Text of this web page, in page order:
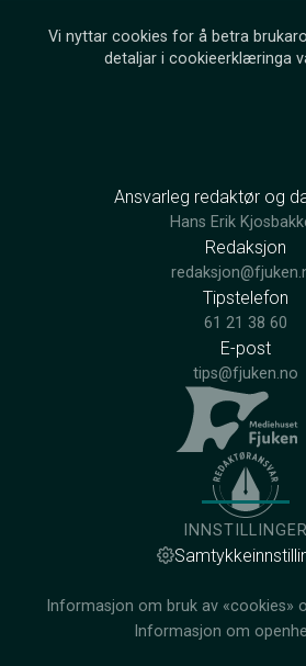
Vi nyttar cookies for å betra
detaljar i cookieerklæringa
Ansvarleg redaktør og
Hans Erik
Redaksjon
Tipstelefon
61 21 38 60
E-post
tips@fjuken.no
INNSTILLINGER
Informasjon om bruk av «cookies»
Informasjon om